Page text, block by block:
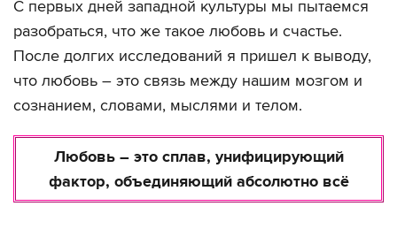
С первых дней западной культуры мы пытаемся
разобраться, что же такое любовь и счастье.
После долгих исследований я пришел к выводу,
что любовь – это связь между нашим мозгом и
сознанием, словами, мыслями и телом.
Любовь – это сплав, унифицирующий
фактор, объединяющий абсолютно всё